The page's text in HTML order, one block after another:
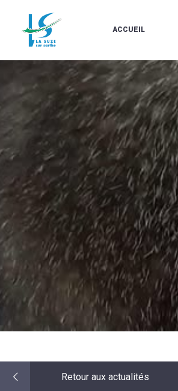
ACCUEIL
MARCHÉ
PROPOS
DE
LA
SUZE
BULLETINS
EN
LIGNE
AGENDA
LA
SUZE
AU
DÉBUT
DU
20ÈME
SIÈCLE
Retour aux actualités